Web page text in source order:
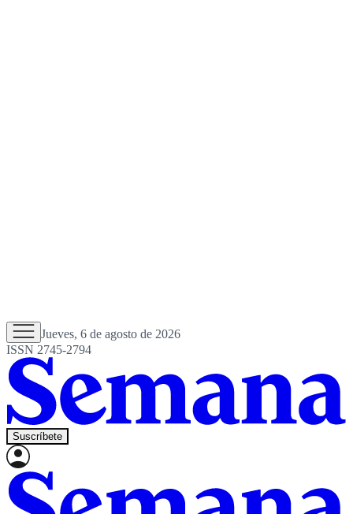
Jueves, 6 de agosto de 2026
ISSN 2745-2794
Suscríbete